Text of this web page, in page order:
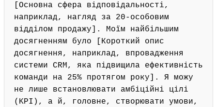
[Основна сфера відповідальності,
наприклад, нагляд за 20-особовим
відділом продажу]. Моїм найбільшим
досягненням було [Короткий опис
досягнення, наприклад, впровадження
системи CRM, яка підвищила ефективність
команди на 25% протягом року]. Я можу
не лише встановлювати амбіційні цілі
(KPI), а й, головне, створювати умови,